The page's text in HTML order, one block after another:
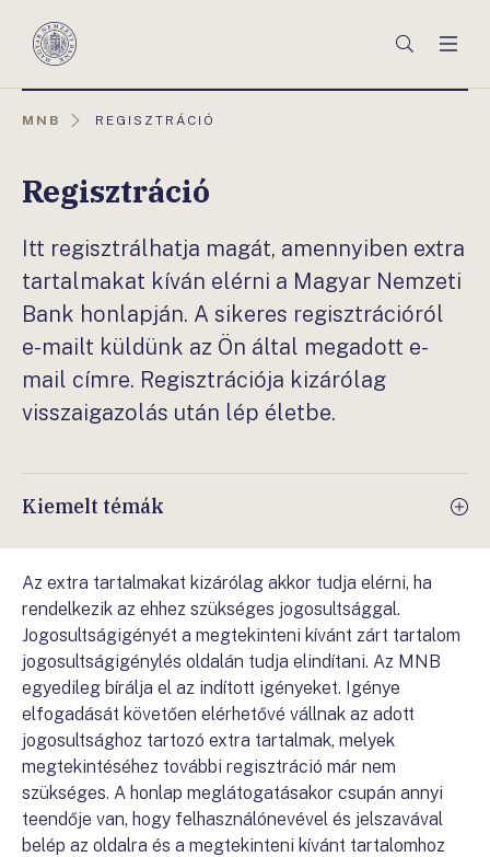
Magyar
Keresés
MNB
AKTUÁLIS
REGISZTRÁCIÓ
Regisztráció
Itt regisztrálhatja magát, amennyiben extra
tartalmakat kíván elérni a Magyar Nemzeti
Bank honlapján. A sikeres regisztrációról
e-mailt küldünk az Ön által megadott e-
mail címre. Regisztrációja kizárólag
visszaigazolás után lép életbe.
Kiemelt témák
Az extra tartalmakat kizárólag akkor tudja elérni, ha
rendelkezik az ehhez szükséges jogosultsággal.
Jogosultságigényét a megtekinteni kívánt zárt tartalom
jogosultságigénylés oldalán tudja elindítani. Az MNB
egyedileg bírálja el az indított igényeket. Igénye
elfogadását követően elérhetővé vállnak az adott
jogosultsághoz tartozó extra tartalmak, melyek
megtekintéséhez további regisztráció már nem
szükséges. A honlap meglátogatásakor csupán annyi
teendője van, hogy felhasználónevével és jelszavával
belép az oldalra és a megtekinteni kívánt tartalomhoz